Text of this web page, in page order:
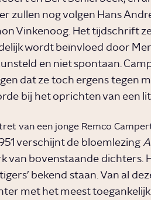
zullen nog volgen Hans
Vinkenoog. Het tijdschrift
wordt beïnvloed door
en niet spontaan.
dat ze toch ergens tegen
bij het oprichten van een
van een jonge Remco
verschijnt de bloemlezing
van bovenstaande dichters.
bekend staan. Van al
met het meest